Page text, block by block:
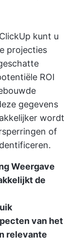
kunt u
projecties
ROI
gegevens
wordt
of
Weergave
de
van het
relevante